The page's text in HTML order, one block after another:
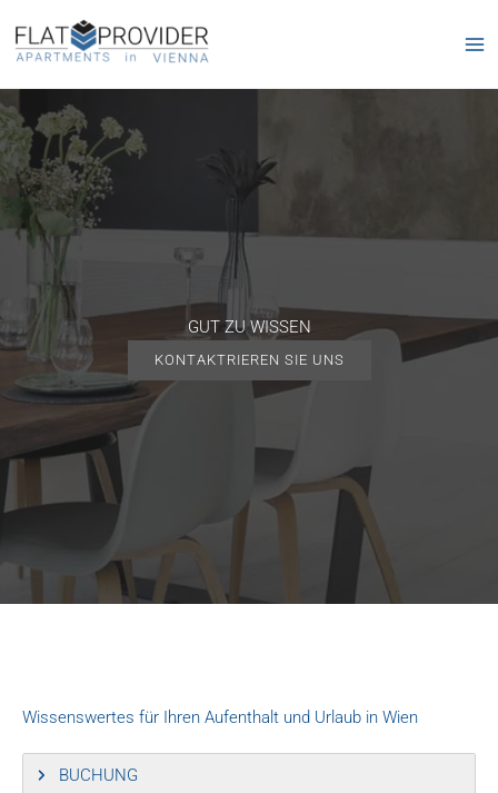
Inhalt
springen
GUT ZU WISSEN
KONTAKTRIEREN SIE UNS
Wissenswertes für Ihren Aufenthalt und Urlaub in Wien
BUCHUNG